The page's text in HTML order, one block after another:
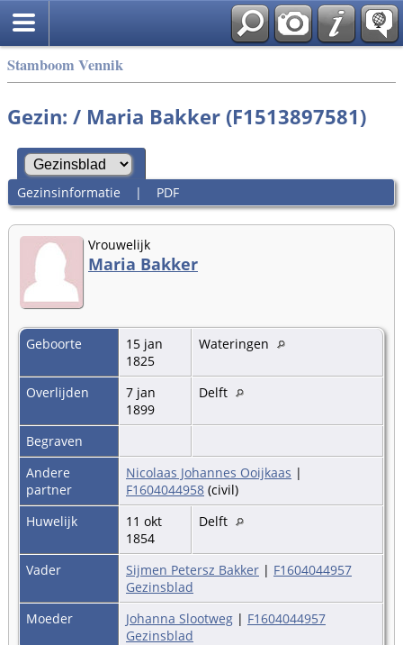
Stamboom Vennik
Gezin: / Maria Bakker (F1513897581)
Gezinsinformatie | PDF
Vrouwelijk
Maria Bakker
Geboorte
15 jan
1825
Wateringen
Overlijden
7 jan
1899
Delft
Begraven
Andere
partner
Nicolaas Johannes Ooijkaas |
F1604044958 (civil)
Huwelijk
11 okt
1854
Delft
Vader Sijmen Petersz Bakker | F1604044957
Gezinsblad
Moeder
Johanna Slootweg | F1604044957
Gezinsblad